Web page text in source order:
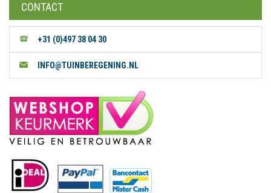
CONTACT
+31 (0)497 38 04 30
INFO@TUINBEREGENING.NL